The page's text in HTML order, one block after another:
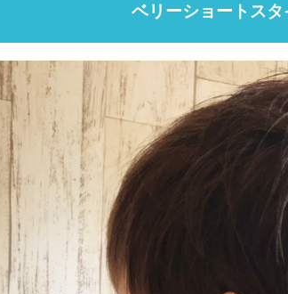
ベリーショートスタ